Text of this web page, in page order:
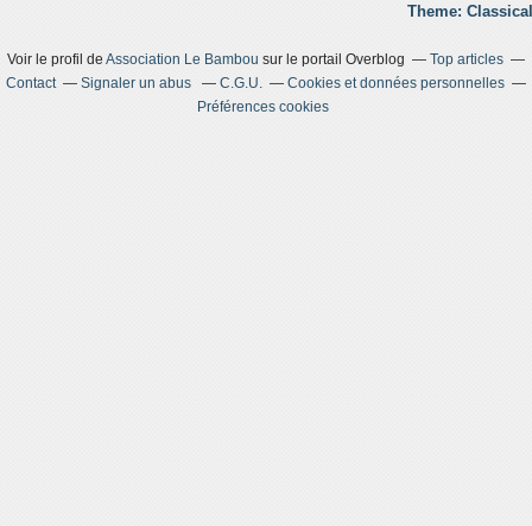
Theme:
Voir le profil de Association Le Bambou sur le portail Overblog
Top articles
Contact
Signaler un abus C.G.U.
Cookies et données personnelles
Préférences cookies